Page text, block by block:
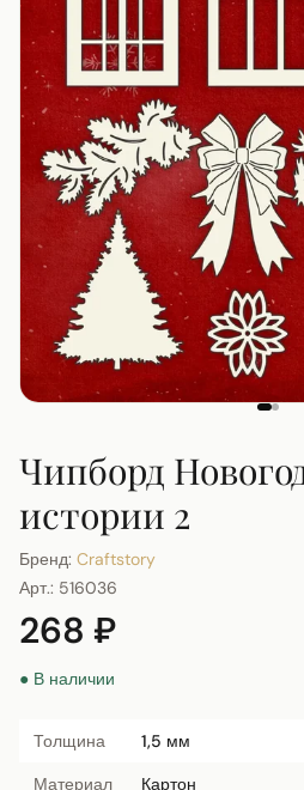
Чипборд
истории 2
Бренд: Craftstory
Арт.: 516036
268 ₽
● В наличии
Толщина
1,5 мм
Материал
Картон